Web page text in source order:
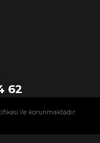
62
ile korunmaktadır.